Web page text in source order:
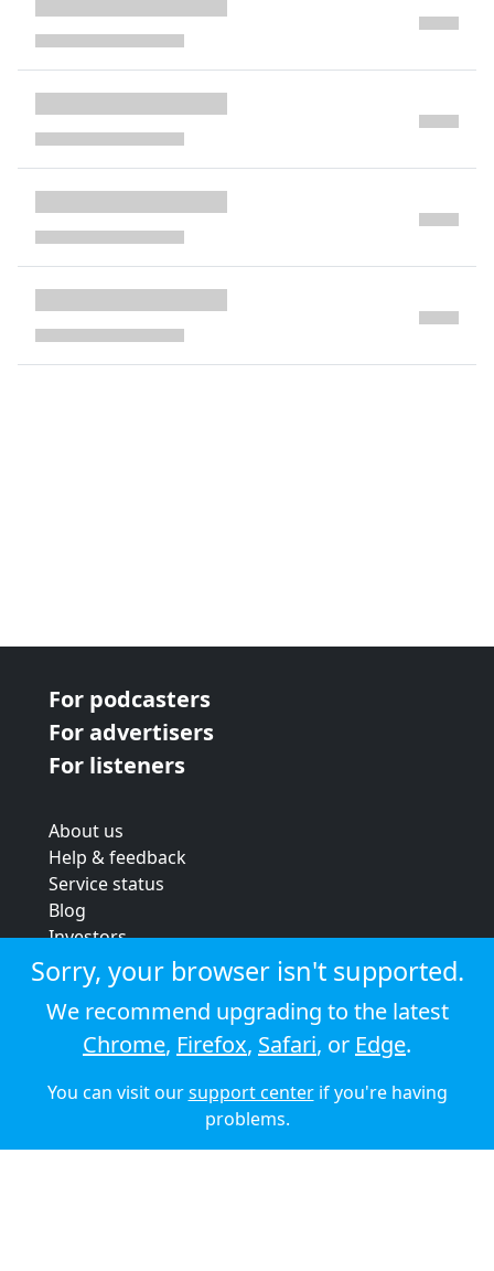
For podcasters
For advertisers
For listeners
About us
Help & feedback
Service status
Blog
Investors
Strategic review
Terms & conditions
Privacy policy
Cookie policy
© 2026 Audioboom
Sorry, your browser isn't supported.
We recommend upgrading to the latest
Chrome, Firefox, Safari, or Edge.
You can visit oursupport centerif you're having
problems.